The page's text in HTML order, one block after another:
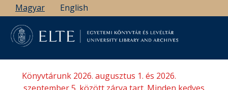
Ugrás
a
tartalomra
Magyar English
Könyvtárunk 2026. augusztus 1. és 2026.